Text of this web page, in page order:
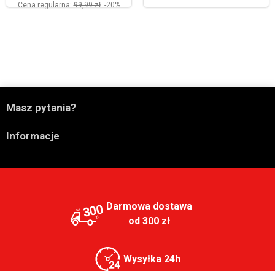
Cena regularna:99,99 zł -20%
Masz pytania?
Informacje
300 Darmowa dostawa
od 300 zł
Wysyłka 24h